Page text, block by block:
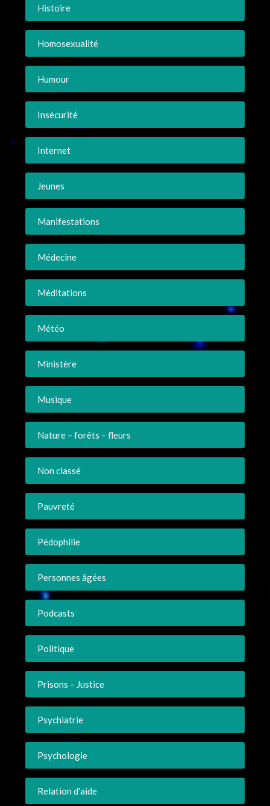
Histoire
Homosexualité
Humour
Insécurité
Internet
Jeunes
Manifestations
Médecine
Méditations
Météo
Ministère
Musique
Nature – forêts – fleurs
Non classé
Pauvreté
Pédophilie
Personnes âgées
Podcasts
Politique
Prisons – Justice
Psychiatrie
Psychologie
Relation d'aide